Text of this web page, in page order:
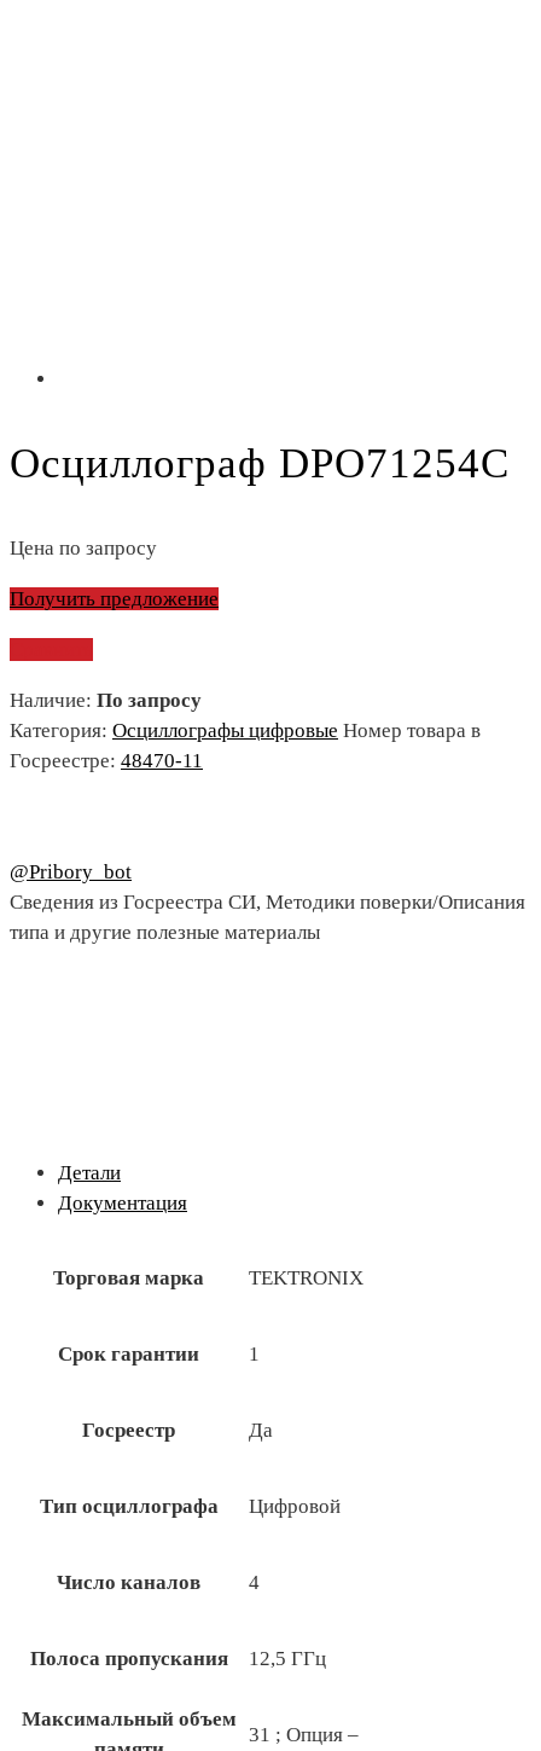
Осциллограф DPO71254C
Цена по запросу
Получить предложение
Наличие: По запросу
Категория: Осциллографы цифровые Номер товара в
Госреестре: 48470-11
@Pribory_bot
Сведения из Госреестра СИ, Методики поверки/Описания
типа и другие полезные материалы
Детали
Документация
Торговая марка TEKTRONIX
Срок гарантии 1
Госреестр Да
Тип осциллографа Цифровой
Число каналов 4
Полоса пропускания 12,5 ГГц
Максимальный объем
31 ; Опция –